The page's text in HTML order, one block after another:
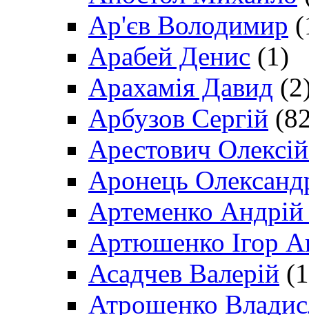
Ар'єв Володимир
Арабей Денис (1)
Арахамія Давид
Арбузов Сергій
Арестович
Аронець
Артеменко Андрій
Артюшенко Ігор
Асадчев Валерій
Атрошенко